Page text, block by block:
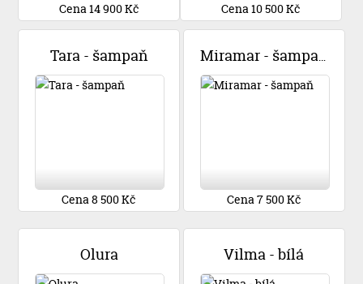
Cena 14 900 Kč Cena 10 500 Kč
Tara - šampaň
Cena 8 500 Kč
Miramar - šampaň
Cena 7 500 Kč
Olura Vilma - bílá